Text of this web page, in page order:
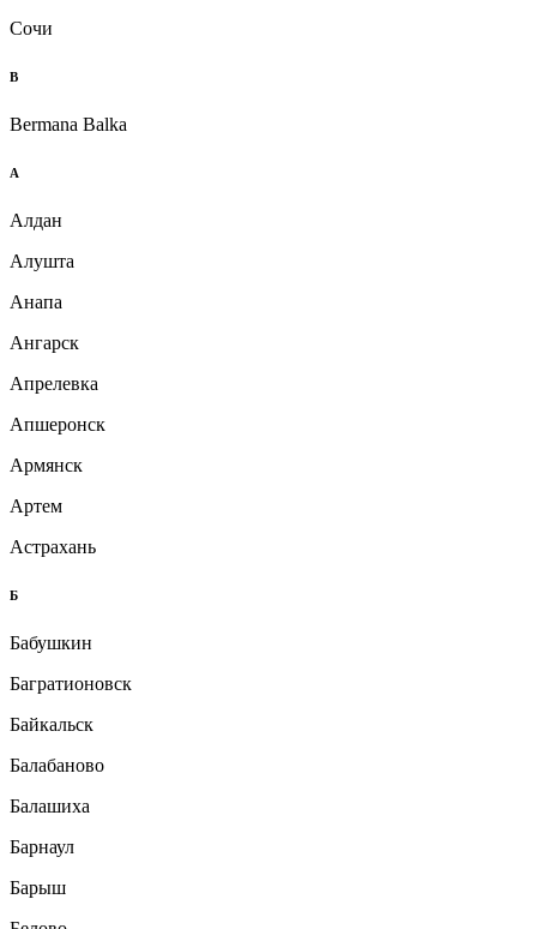
Сочи
B
Bermana Balka
А
Алдан
Алушта
Анапа
Ангарск
Апрелевка
Апшеронск
Армянск
Артем
Астрахань
Б
Бабушкин
Багратионовск
Байкальск
Балабаново
Балашиха
Барнаул
Барыш